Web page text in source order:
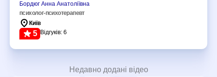
Бордюг Анна Анатоліївна
психолог-психотерапевт
Київ
5 Відгуків: 6
Недавно додані відео